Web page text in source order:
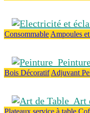
Consommable Ampoules
Bois Décoratif Adjuvant
Art
Plateaux service à table